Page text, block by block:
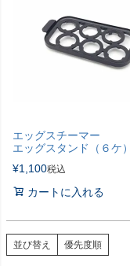
エッグスチーマー
エッグスタンド（６ケ）
¥1,100税込
カートに入れる
並び替え 優先度順